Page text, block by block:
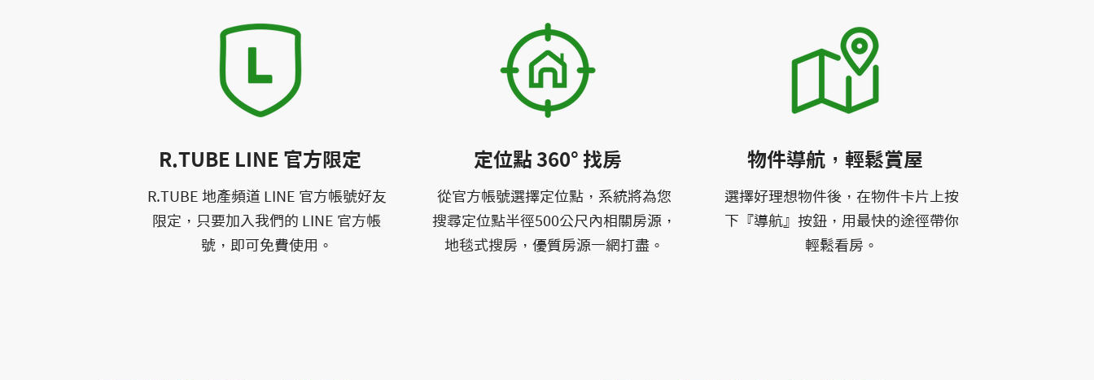
R.TUBE LINE 官方限定
R.TUBE 地產頻道 LINE 官方帳號好友
限定，只要加入我們的 LINE 官方帳
號，即可免費使用。
定位點 360° 找房
從官方帳號選擇定位點，系統將為您
搜尋定位點半徑500公尺內相關房源，
地毯式搜房，優質房源一網打盡。
物件導航，輕鬆賞屋
選擇好理想物件後，在物件卡片上按
下『導航』按鈕，用最快的途徑帶你
輕鬆看房。